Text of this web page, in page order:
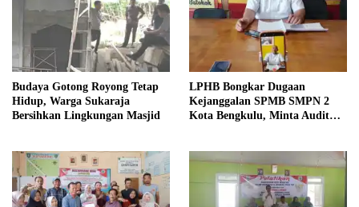
Budaya Gotong Royong Tetap
Hidup, Warga Sukaraja
Bersihkan Lingkungan Masjid
LPHB Bongkar Dugaan
Kejanggalan SPMB SMPN 2
Kota Bengkulu, Minta Audit